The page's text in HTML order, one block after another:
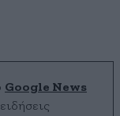
Google News